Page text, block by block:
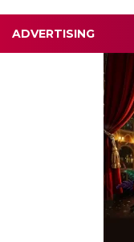
ADVERTISING